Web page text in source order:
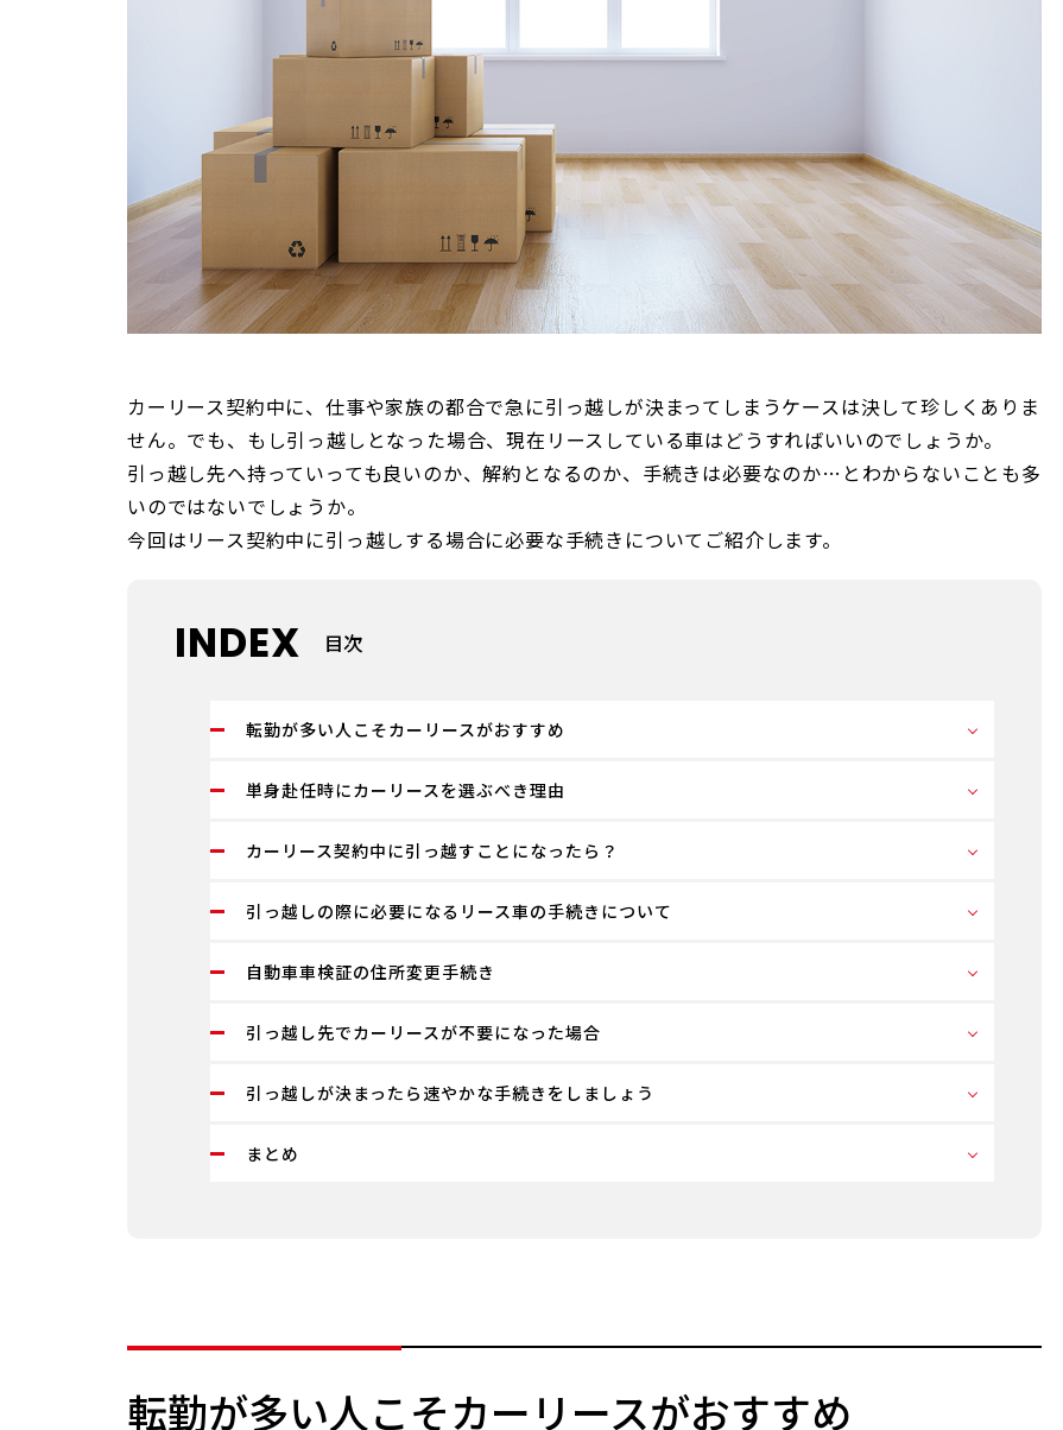
カーリース契約中に、仕事や家族の都合で急に引っ越しが決まってしまうケースは決して珍しくありま
せん。でも、もし引っ越しとなった場合、現在リースしている車はどうすればいいのでしょうか。
引っ越し先へ持っていっても良いのか、解約となるのか、手続きは必要なのか…とわからないことも多
いのではないでしょうか。
今回はリース契約中に引っ越しする場合に必要な手続きについてご紹介します。
INDEX 目次
転勤が多い人こそカーリースがおすすめ
単身赴任時にカーリースを選ぶべき理由
カーリース契約中に引っ越すことになったら？
引っ越しの際に必要になるリース車の手続きについて
自動車車検証の住所変更手続き
引っ越し先でカーリースが不要になった場合
引っ越しが決まったら速やかな手続きをしましょう
まとめ
転勤が多い人こそカーリースがおすすめ